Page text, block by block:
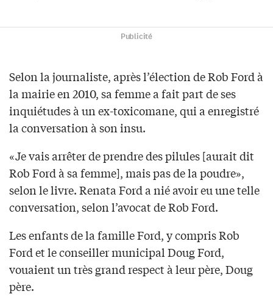
Publicité
Selon la journaliste, après l’élection de Rob Ford à
la mairie en 2010, sa femme a fait part de ses
inquiétudes à un ex-toxicomane, qui a enregistré
la conversation à son insu.
«Je vais arrêter de prendre des pilules [aurait dit
Rob Ford à sa femme], mais pas de la poudre»,
selon le livre. Renata Ford a nié avoir eu une telle
conversation, selon l’avocat de Rob Ford.
Les enfants de la famille Ford, y compris Rob
Ford et le conseiller municipal Doug Ford,
vouaient un très grand respect à leur père, Doug
père.